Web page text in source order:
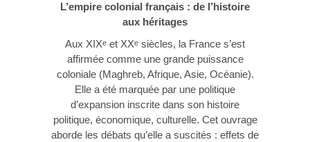
L’empire colonial français : de l’histoire
aux héritages
Aux XIXe et XXe siècles, la France s’est
affirmée comme une grande puissance
coloniale (Maghreb, Afrique, Asie, Océanie).
Elle a été marquée par une politique
d’expansion inscrite dans son histoire
politique, économique, culturelle. Cet ouvrage
aborde les débats qu’elle a suscités : effets de